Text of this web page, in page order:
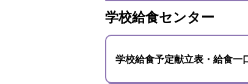
学校給食センター
学校給食予定献立表・給食一